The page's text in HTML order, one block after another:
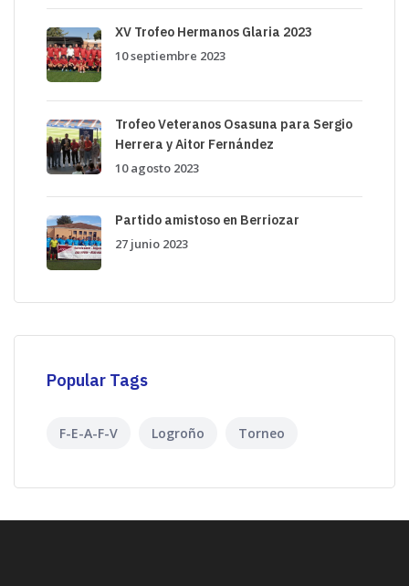
XV Trofeo Hermanos Glaria 2023
10 septiembre 2023
Trofeo Veteranos Osasuna para Sergio
Herrera y Aitor Fernández
10 agosto 2023
Partido amistoso en Berriozar
27 junio 2023
Popular Tags
F-E-A-F-V Logroño Torneo